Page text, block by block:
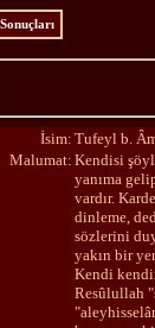
İsim: Tufeyl b.
Malumat: Kendisi
yanıma
vardır.
dinleme,
sözlerini
yakın bir
Kendi
Resûlullah